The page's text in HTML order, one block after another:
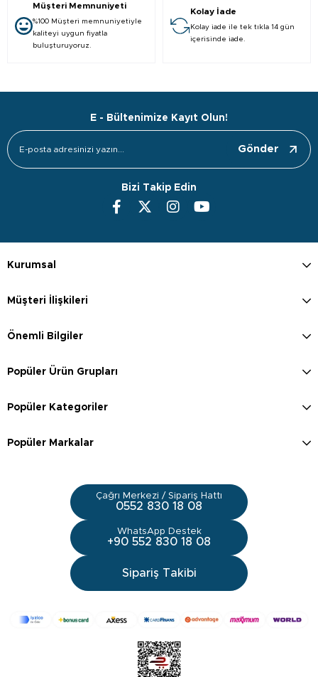
Müşteri Memnuniyeti
%100 Müşteri memnuniyetiyle
kaliteyi uygun fiyatla
buluşturuyoruz.
Kolay İade
Kolay iade ile tek tıkla 14 gün
içerisinde iade.
E - Bültenimize Kayıt Olun!
Gönder
Bizi Takip Edin
Kurumsal
Müşteri İlişkileri
Önemli Bilgiler
Popüler Ürün Grupları
Popüler Kategoriler
Popüler Markalar
Çağrı Merkezi / Sipariş Hattı
0552 830 18 08
WhatsApp Destek
+90 552 830 18 08
Sipariş Takibi